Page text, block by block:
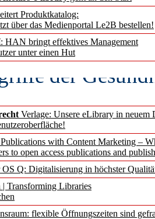
Produktkatalog:
über das Medienportal Le2B bestellen!
: HAN bringt effektives Management
unter einen Hut
Verlage: Unsere eLibrary in neuem
with Content Marketing –
to open access publications and
OS Q: Digitalisierung in höchster
Transforming Libraries
flexible Öffnungszeiten sind
Intelligenz
verstehen
der
erscheinen